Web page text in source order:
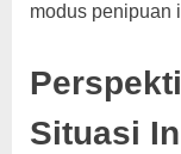
modus penipuan
Situasi